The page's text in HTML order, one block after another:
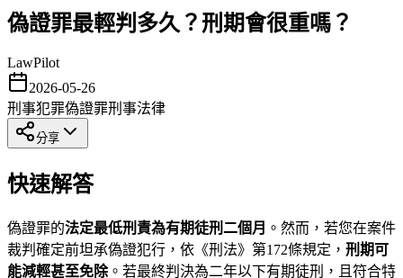
偽證罪最輕判多久？刑期會很重嗎？
LawPilot
2026-05-26
刑事犯罪偽證罪刑事法律
分享
快速解答
偽證罪的法定最低刑責為有期徒刑二個月 。然而，若您在案件
裁判確定前坦承偽證犯行，依《刑法》第172條規定， 刑期可
能減輕甚至免除。若最終判決為二年以下有期徒刑，且符合特